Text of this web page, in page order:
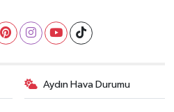
Aydın Hava Durumu